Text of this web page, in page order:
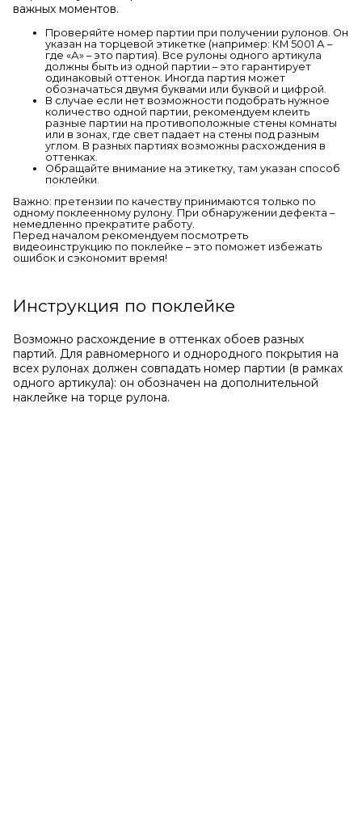
важных моментов.
Проверяйте номер партии при получении рулонов. Он
указан на торцевой этикетке (например: КМ 5001 А –
где «А» – это партия). Все рулоны одного артикула
должны быть из одной партии – это гарантирует
одинаковый оттенок. Иногда партия может
обозначаться двумя буквами или буквой и цифрой.
В случае если нет возможности подобрать нужное
количество одной партии, рекомендуем клеить
разные партии на противоположные стены комнаты
или в зонах, где свет падает на стены под разным
углом. В разных партиях возможны расхождения в
оттенках.
Обращайте внимание на этикетку, там указан способ
поклейки.
Важно: претензии по качеству принимаются только по
одному поклеенному рулону. При обнаружении дефекта –
немедленно прекратите работу.
Перед началом рекомендуем посмотреть
видеоинструкцию по поклейке – это поможет избежать
ошибок и сэкономит время!
Инструкция по поклейке
Возможно расхождение в оттенках обоев разных
партий. Для равномерного и однородного покрытия на
всех рулонах должен совпадать номер партии (в рамках
одного артикула): он обозначен на дополнительной
наклейке на торце рулона.